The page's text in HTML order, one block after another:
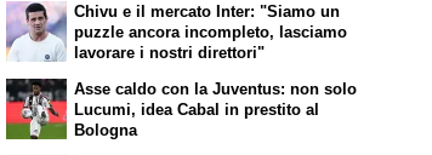
Chivu e il mercato Inter: "Siamo un
puzzle ancora incompleto, lasciamo
lavorare i nostri direttori"
Asse caldo con la Juventus: non solo
Lucumi, idea Cabal in prestito al
Bologna